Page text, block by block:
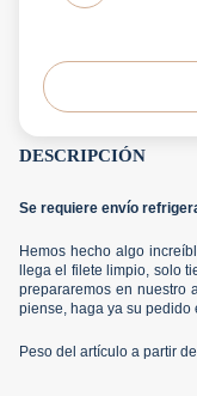
DESCRIPCIÓN
Se requiere envío
Hemos hecho algo
llega el filete limpio, solo
prepararemos en nuestro
piense, haga ya su pedido
Peso del artículo a partir